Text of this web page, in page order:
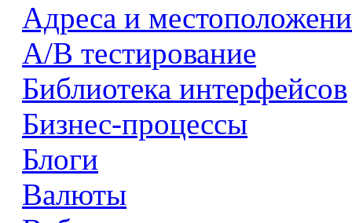
Адреса и
А/В тестирование
Библиотека интерфейсов
Бизнес-процессы
Блоги
Валюты